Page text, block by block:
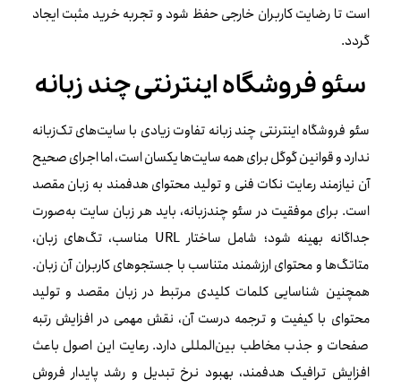
است تا رضایت کاربران خارجی حفظ شود و تجربه خرید مثبت ایجاد
گردد.
سئو فروشگاه اینترنتی چند زبانه
سئو فروشگاه اینترنتی چند زبانه تفاوت زیادی با سایت‌های تک‌زبانه
ندارد و قوانین گوگل برای همه سایت‌ها یکسان است، اما اجرای صحیح
آن نیازمند رعایت نکات فنی و تولید محتوای هدفمند به زبان مقصد
است. برای موفقیت در سئو چندزبانه، باید هر زبان سایت به‌صورت
جداگانه بهینه شود؛ شامل ساختار URL مناسب، تگ‌های زبان،
متاتگ‌ها و محتوای ارزشمند متناسب با جستجوهای کاربران آن زبان.
همچنین شناسایی کلمات کلیدی مرتبط در زبان مقصد و تولید
محتوای با کیفیت و ترجمه درست آن، نقش مهمی در افزایش رتبه
صفحات و جذب مخاطب بین‌المللی دارد. رعایت این اصول باعث
افزایش ترافیک هدفمند، بهبود نرخ تبدیل و رشد پایدار فروش